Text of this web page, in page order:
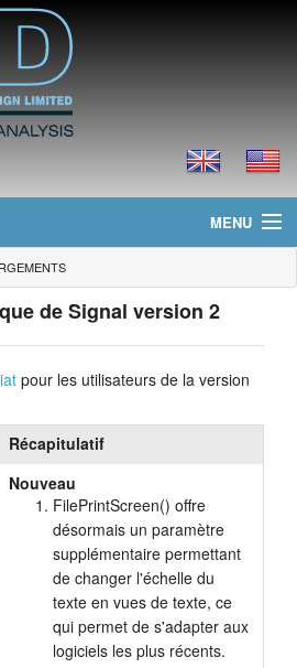
MENU
de Signal version 2
pour les utilisateurs de la version
Récapitulatif
Nouveau
FilePrintScreen() offre
désormais un paramètre
supplémentaire permettant
de changer l'échelle du
texte en vues de texte, ce
qui permet de s'adapter aux
logiciels les plus récents.